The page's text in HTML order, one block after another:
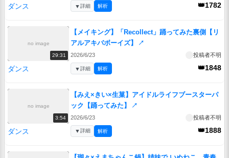
ダンス 👑1782
▼詳細 解析
no image
29:31
【メイキング】「Recollect」踊ってみた裏側【リ
アルアキバボーイズ】
↗
2026/6/23 投稿者不明
ダンス 👑1848
▼詳細 解析
no image
3:54
【みえ×きい×生菓】アイドルライフブースターパ
ック【踊ってみた】
↗
2026/6/23 投稿者不明
ダンス 👑1888
▼詳細 解析